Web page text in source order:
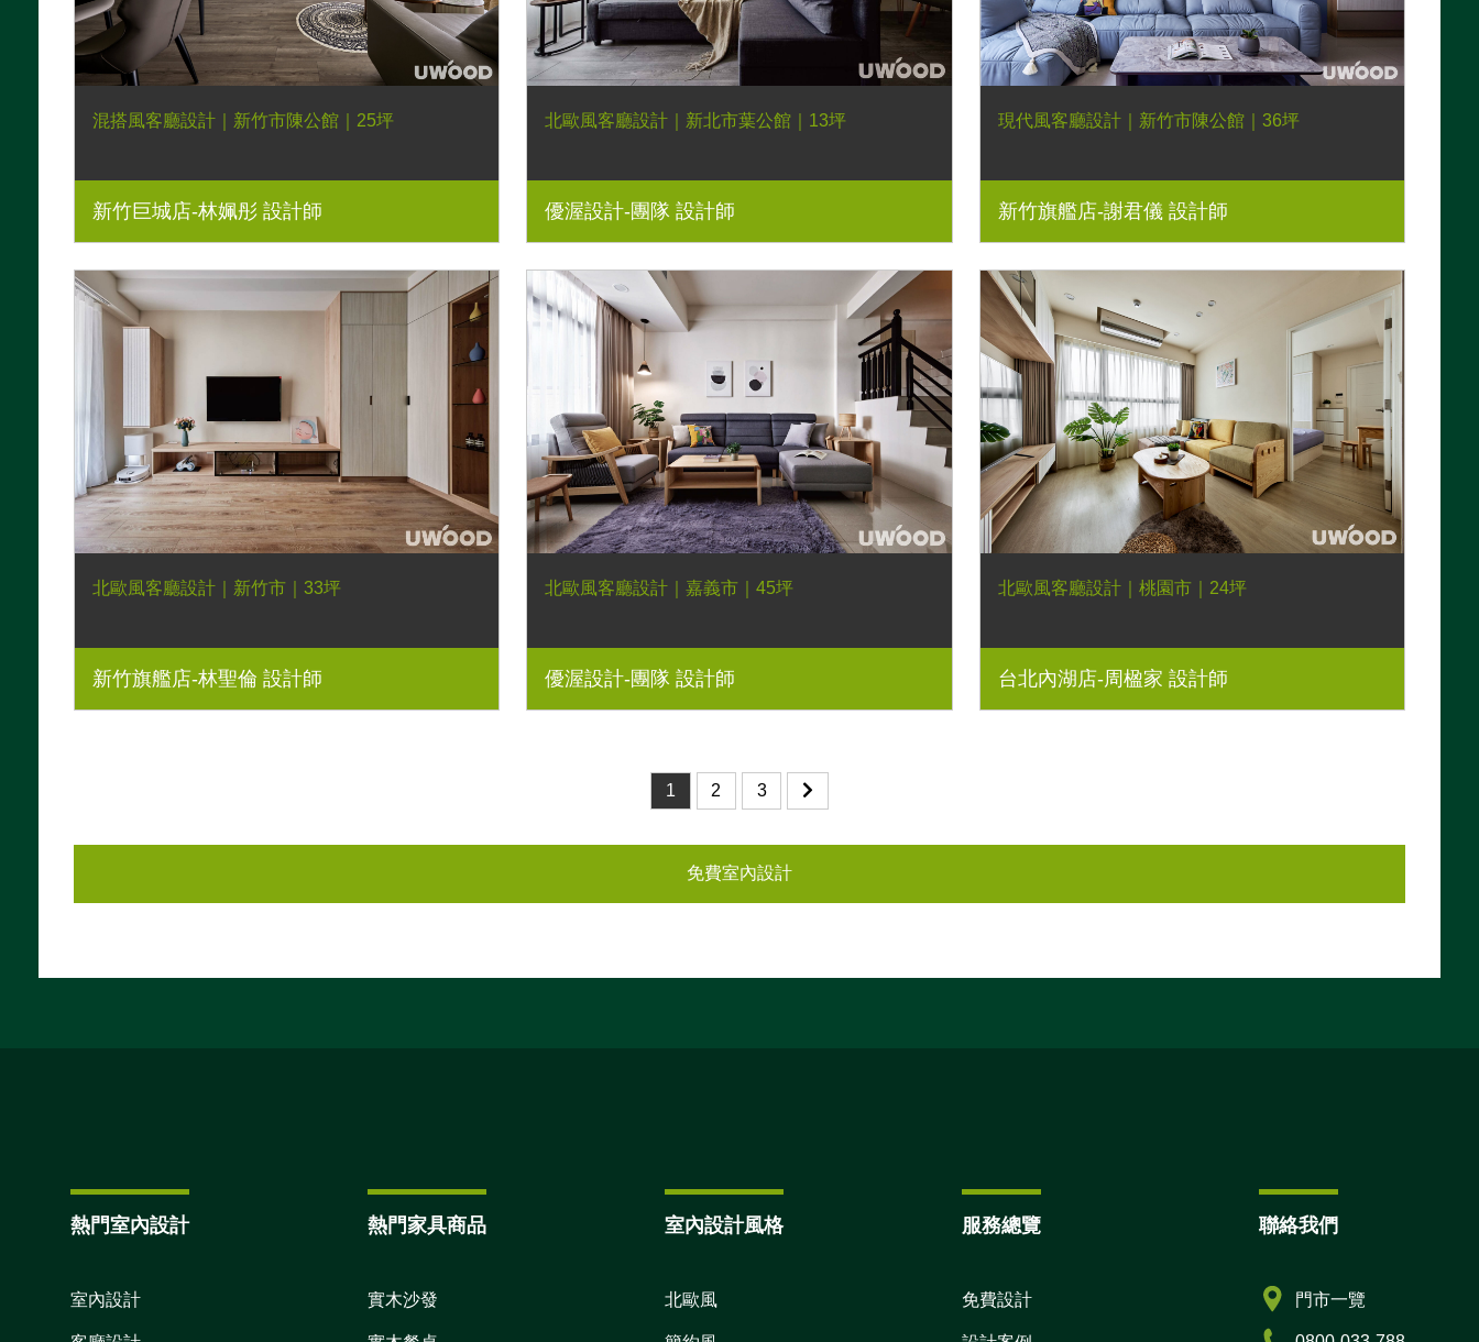
混搭風客廳設計｜新竹市陳公館｜25坪
新竹巨城店-林姵彤 設計師
北歐風客廳設計｜新北市葉公館｜13坪
優渥設計-團隊 設計師
現代風客廳設計｜新竹市陳公館｜36坪
新竹旗艦店-謝君儀 設計師
北歐風客廳設計｜新竹市｜33坪
新竹旗艦店-林聖倫 設計師
北歐風客廳設計｜嘉義市｜45坪
優渥設計-團隊 設計師
北歐風客廳設計｜桃園市｜24坪
台北內湖店-周楹家 設計師
1 2 3
免費室內設計
熱門室內設計
室內設計
熱門家具商品
實木沙發
室內設計風格
北歐風
服務總覽
免費設計
聯絡我們
門市一覽